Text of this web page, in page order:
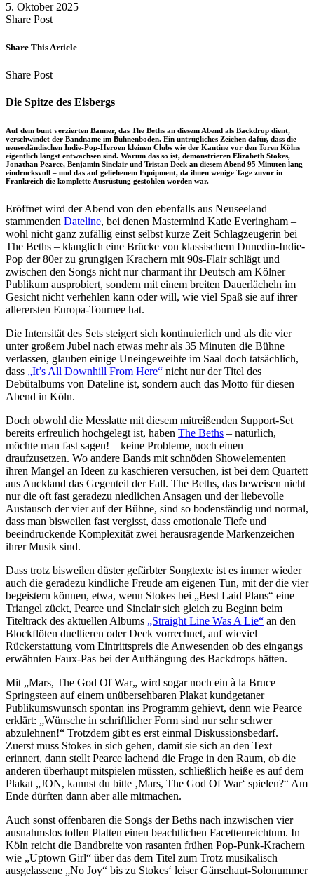
5. Oktober 2025
Share PostShare
Facebook
Copy
to
Send
via
Share This Article
Share PostShare
Facebook
Copy
to
Send
via
Die Spitze des Eisbergs
Auf dem bunt verzierten Banner, das The Beths an diesem Abend als Backdrop dient,
verschwindet der Bandname im Bühnenboden. Ein untrügliches Zeichen dafür, dass die
neuseeländischen Indie-Pop-Heroen kleinen Clubs wie der Kantine vor den Toren Kölns
eigentlich längst entwachsen sind. Warum das so ist, demonstrieren Elizabeth Stokes,
Jonathan Pearce, Benjamin Sinclair und Tristan Deck an diesem Abend 95 Minuten lang
eindrucksvoll – und das auf geliehenem Equipment, da ihnen wenige Tage zuvor in
Frankreich die komplette Ausrüstung gestohlen worden war.
Eröffnet wird der Abend von den ebenfalls aus Neuseeland
stammenden Dateline, bei denen Mastermind Katie Everingham –
wohl nicht ganz zufällig einst selbst kurze Zeit Schlagzeugerin bei
The Beths – klanglich eine Brücke von klassischem Dunedin-Indie-
Pop der 80er zu grungigen Krachern mit 90s-Flair schlägt und
zwischen den Songs nicht nur charmant ihr Deutsch am Kölner
Publikum ausprobiert, sondern mit einem breiten Dauerlächeln im
Gesicht nicht verhehlen kann oder will, wie viel Spaß sie auf ihrer
allerersten Europa-Tournee hat.
Die Intensität des Sets steigert sich kontinuierlich und als die vier
unter großem Jubel nach etwas mehr als 35 Minuten die Bühne
verlassen, glauben einige Uneingeweihte im Saal doch tatsächlich,
dass „It’s All Downhill From Here“ nicht nur der Titel des
Debütalbums von Dateline ist, sondern auch das Motto für diesen
Abend in Köln.
Doch obwohl die Messlatte mit diesem mitreißenden Support-Set
bereits erfreulich hochgelegt ist, haben The Beths – natürlich,
möchte man fast sagen! – keine Probleme, noch einen
draufzusetzen. Wo andere Bands mit schnöden Showelementen
ihren Mangel an Ideen zu kaschieren versuchen, ist bei dem Quartett
aus Auckland das Gegenteil der Fall. The Beths, das beweisen nicht
nur die oft fast geradezu niedlichen Ansagen und der liebevolle
Austausch der vier auf der Bühne, sind so bodenständig und normal,
dass man bisweilen fast vergisst, dass emotionale Tiefe und
beeindruckende Komplexität zwei herausragende Markenzeichen
ihrer Musik sind.
Dass trotz bisweilen düster gefärbter Songtexte ist es immer wieder
auch die geradezu kindliche Freude am eigenen Tun, mit der die vier
begeistern können, etwa, wenn Stokes bei „Best Laid Plans“ eine
Triangel zückt, Pearce und Sinclair sich gleich zu Beginn beim
Titeltrack des aktuellen Albums „Straight Line Was A Lie“ an den
Blockflöten duellieren oder Deck vorrechnet, auf wieviel
Rückerstattung vom Eintrittspreis die Anwesenden ob des eingangs
erwähnten Faux-Pas bei der Aufhängung des Backdrops hätten.
Mit „Mars, The God Of War„ wird sogar noch ein à la Bruce
Springsteen auf einem unübersehbaren Plakat kundgetaner
Publikumswunsch spontan ins Programm gehievt, denn wie Pearce
erklärt: „Wünsche in schriftlicher Form sind nur sehr schwer
abzulehnen!“ Trotzdem gibt es erst einmal Diskussionsbedarf.
Zuerst muss Stokes in sich gehen, damit sie sich an den Text
erinnert, dann stellt Pearce lachend die Frage in den Raum, ob die
anderen überhaupt mitspielen müssten, schließlich heiße es auf dem
Plakat „JON, kannst du bitte ‚Mars, The God Of War‘ spielen?“ Am
Ende dürften dann aber alle mitmachen.
Auch sonst offenbaren die Songs der Beths nach inzwischen vier
ausnahmslos tollen Platten einen beachtlichen Facettenreichtum. In
Köln reicht die Bandbreite von rasanten frühen Pop-Punk-Krachern
wie „Uptown Girl“ über das dem Titel zum Trotz musikalisch
ausgelassene „No Joy“ bis zu Stokes‘ leiser Gänsehaut-Solonummer